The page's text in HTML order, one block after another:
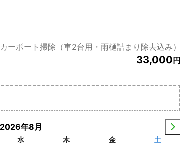
カーポート掃除（車2台用・雨樋詰まり除去込み）
33,000 円
2026年8月
水 木 金 土